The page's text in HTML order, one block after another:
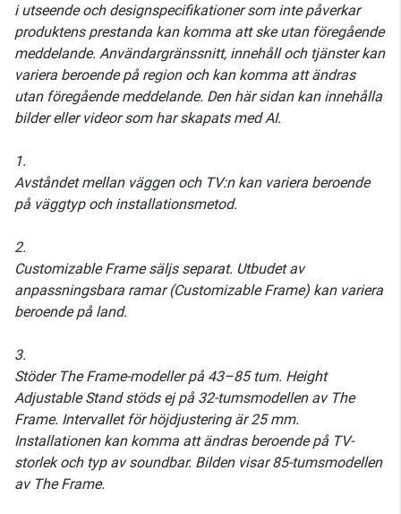
i utseende och designspecifikationer som inte påverkar
produktens prestanda kan komma att ske utan föregående
meddelande. Användargränssnitt, innehåll och tjänster kan
variera beroende på region och kan komma att ändras
utan föregående meddelande. Den här sidan kan innehålla
bilder eller videor som har skapats med AI.
1.
Avståndet mellan väggen och TV:n kan variera beroende
på väggtyp och installationsmetod.
2.
Customizable Frame säljs separat. Utbudet av
anpassningsbara ramar (Customizable Frame) kan variera
beroende på land.
3.
Stöder The Frame-modeller på 43–85 tum. Height
Adjustable Stand stöds ej på 32-tumsmodellen av The
Frame. Intervallet för höjdjustering är 25 mm.
Installationen kan komma att ändras beroende på TV-
storlek och typ av soundbar. Bilden visar 85-tumsmodellen
av The Frame.